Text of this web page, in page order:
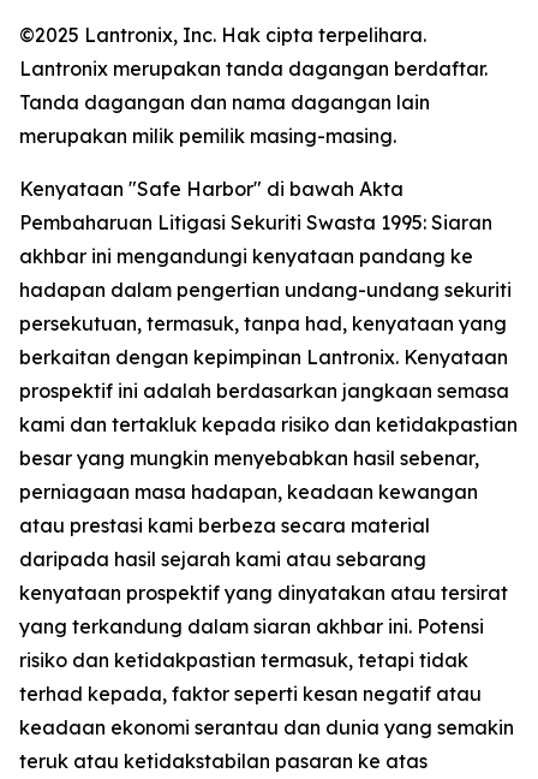
©2025 Lantronix, Inc. Hak cipta terpelihara.
Lantronix merupakan tanda dagangan berdaftar.
Tanda dagangan dan nama dagangan lain
merupakan milik pemilik masing-masing.
Kenyataan "Safe Harbor" di bawah Akta
Pembaharuan Litigasi Sekuriti Swasta 1995: Siaran
akhbar ini mengandungi kenyataan pandang ke
hadapan dalam pengertian undang-undang sekuriti
persekutuan, termasuk, tanpa had, kenyataan yang
berkaitan dengan kepimpinan Lantronix. Kenyataan
prospektif ini adalah berdasarkan jangkaan semasa
kami dan tertakluk kepada risiko dan ketidakpastian
besar yang mungkin menyebabkan hasil sebenar,
perniagaan masa hadapan, keadaan kewangan
atau prestasi kami berbeza secara material
daripada hasil sejarah kami atau sebarang
kenyataan prospektif yang dinyatakan atau tersirat
yang terkandung dalam siaran akhbar ini. Potensi
risiko dan ketidakpastian termasuk, tetapi tidak
terhad kepada, faktor seperti kesan negatif atau
keadaan ekonomi serantau dan dunia yang semakin
teruk atau ketidakstabilan pasaran ke atas